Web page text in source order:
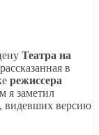
Театра на
в
режиссера
я заметил
видевших версию